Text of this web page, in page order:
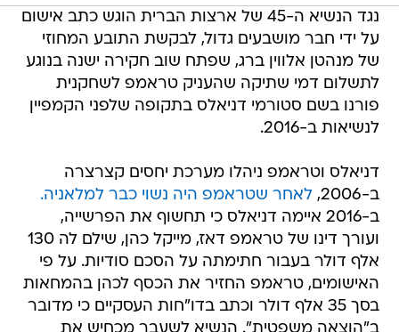
נגד הנשיא ה-45 של ארצות הברית הוגש כתב אישום
על ידי חבר מושבעים גדול, לבקשת התובע המחוזי
של מנהטן אלווין ברג, שפתח שוב חקירה ישנה בנוגע
לתשלום דמי שתיקה שהעניק טראמפ לשחקנית
פורנו בשם סטורמי דניאלס בתקופה שלפני הקמפיין
לנשיאות ב-2016.
דניאלס וטראמפ ניהלו מערכת יחסים קצרצרה
ב-2006,
לאחר שטראמפ היה נשוי כבר למלאניה.
ב-2016 איימה דניאלס כי תחשוף את הפרשייה,
ועורך דינו של טראמפ דאז, מייקל כהן, שילם לה 130
אלף דולר בעבור חתימתה על הסכם סודיות. על פי
האישומים, טראמפ החזיר את הכסף לכהן בהמחאות
בסך 35 אלף דולר וכתב בדו"חות העסקיים כי מדובר